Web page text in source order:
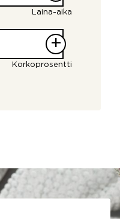
Laina-aika
+
Korkoprosentti